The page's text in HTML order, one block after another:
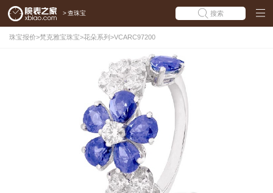
> 查珠宝 搜索
珠宝报价>梵克雅宝珠宝>花朵系列 >VCARC97200